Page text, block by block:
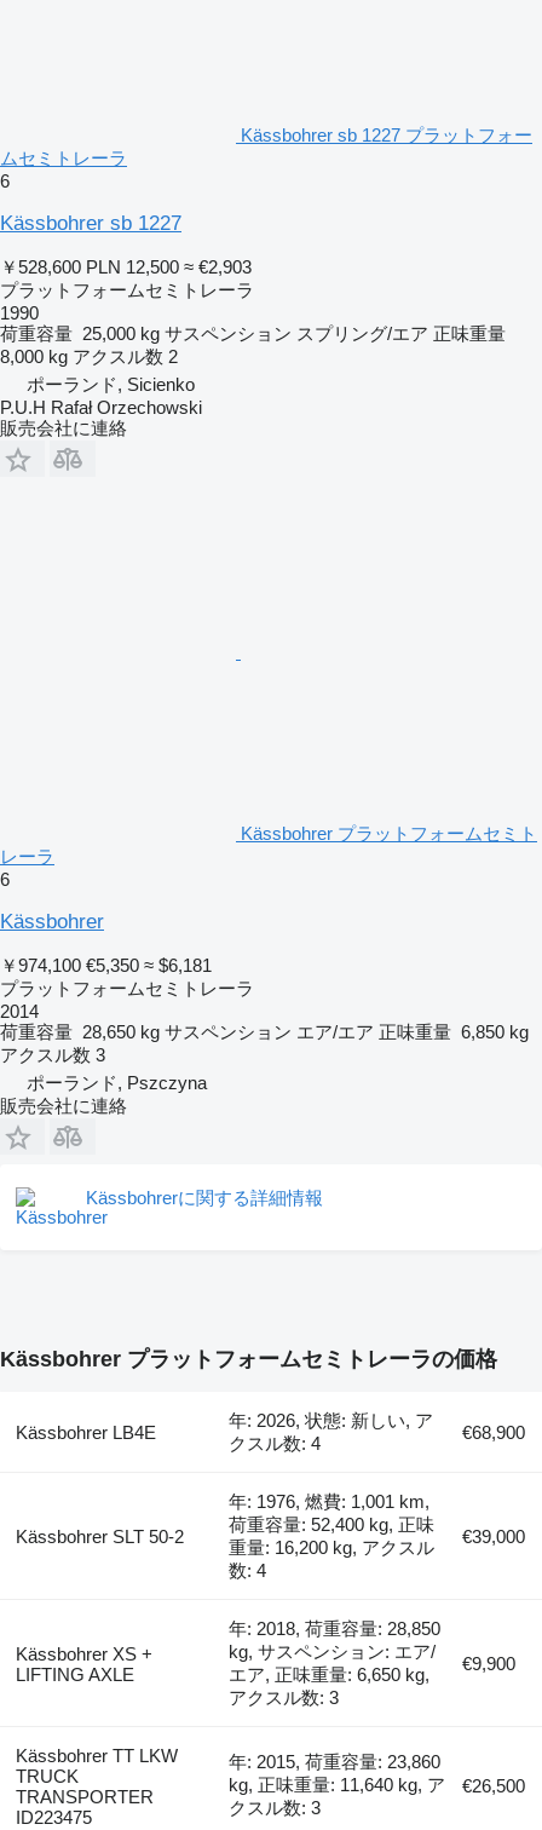
Kässbohrer sb 1227 プラットフォー
ムセミトレーラ
6
Kässbohrer sb 1227
￥528,600 PLN 12,500 ≈ €2,903
プラットフォームセミトレーラ
1990
荷重容量 25,000 kg サスペンション スプリング/エア 正味重量
8,000 kg アクスル数 2
ポーランド, Sicienko
P.U.H Rafał Orzechowski
販売会社に連絡
Kässbohrer プラットフォームセミト
レーラ
6
Kässbohrer
￥974,100 €5,350 ≈ $6,181
プラットフォームセミトレーラ
2014
荷重容量 28,650 kg サスペンション エア/エア 正味重量 6,850 kg
アクスル数 3
ポーランド, Pszczyna
販売会社に連絡
Kässbohrerに関する詳細情報
Kässbohrer プラットフォームセミトレーラの価格
Kässbohrer LB4E
年: 2026, 状態: 新しい, ア
クスル数: 4
€68,900
Kässbohrer SLT 50-2
年: 1976, 燃費: 1,001 km,
荷重容量: 52,400 kg, 正味
重量: 16,200 kg, アクスル
数: 4
€39,000
Kässbohrer XS +
LIFTING AXLE
年: 2018, 荷重容量: 28,850
kg, サスペンション: エア/
エア, 正味重量: 6,650 kg,
アクスル数: 3
€9,900
Kässbohrer TT LKW
TRUCK
TRANSPORTER
ID223475
年: 2015, 荷重容量: 23,860
kg, 正味重量: 11,640 kg, ア
クスル数: 3
€26,500